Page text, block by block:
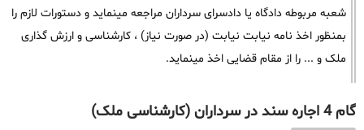
شعبه مربوطه دادگاه یا دادسرای سرداران مراجعه مینماید و دستورات لازم را
بمنظور اخذ نامه نیابت نیابت (در صورت نیاز) ، کارشناسی و ارزش گذاری
ملک و ... را از مقام قضایی اخذ مینماید.
گام 4 اجاره سند در سرداران (کارشناسی ملک)